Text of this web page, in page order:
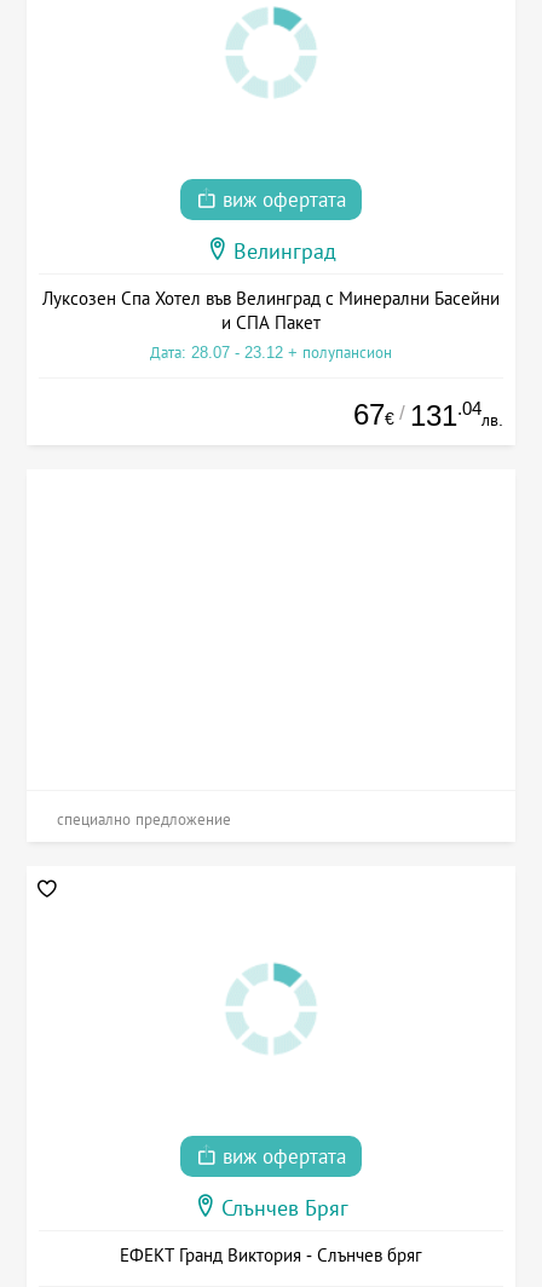
виж офертата
Велинград
Луксозен Спа Хотел във Велинград с Минерални Басейни
и СПА Пакет
Дата: 28.07 - 23.12 + полупансион
67€ / 131.04
лв.
специално предложение
виж офертата
Слънчев Бряг
ЕФЕКТ Гранд Виктория - Слънчев бряг